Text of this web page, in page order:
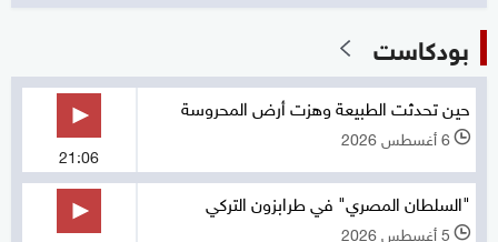
بودكاست
حين تحدثت الطبيعة وهزت أرض المحروسة
l 6 أغسطس 2026
21:06
"السلطان المصري" في طرابزون التركي
l 5 أغسطس 2026